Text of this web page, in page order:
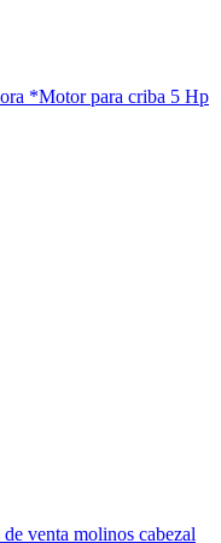
*Motor para criba 5 Hp
venta molinos cabezal